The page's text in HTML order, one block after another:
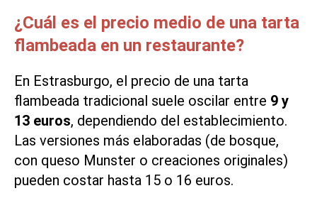
¿Cuál es el precio medio de una tarta
flambeada en un restaurante?
En Estrasburgo, el precio de una tarta
flambeada tradicional suele oscilar entre 9 y
13 euros, dependiendo del establecimiento.
Las versiones más elaboradas (de bosque,
con queso Munster o creaciones originales)
pueden costar hasta 15 o 16 euros.